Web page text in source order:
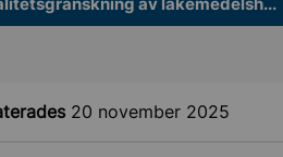
20 november 2025